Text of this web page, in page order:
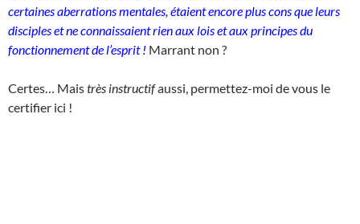
certaines aberrations mentales, étaient encore plus cons que leurs
disciples et ne connaissaient rien aux lois et aux principes du
fonctionnement de l’esprit ! Marrant non ?
Certes… Maistrès instructifaussi, permettez-moi de vous le
certifier ici !